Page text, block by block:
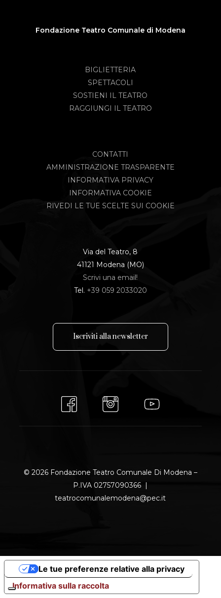
Fondazione Teatro Comunale di Modena
BIGLIETTERIA
SPETTACOLI
SOSTIENI IL TEATRO
RAGGIUNGI IL TEATRO
CONTATTI
AMMINISTRAZIONE TRASPARENTE
INFORMATIVA PRIVACY
INFORMATIVA COOKIE
RIVEDI LE TUE SCELTE SUI COOKIE
Via del Teatro, 8
41121 Modena (MO)
Scrivi una email!
Tel. +39 059 2033020
Iscriviti allanewsletter
© 2026 Fondazione Teatro Comunale Di Modena –
P.IVA 02757090366 |
teatrocomunalemodena@pec.it
Informativa sulla raccolta
Le tue preferenze relative alla privacy